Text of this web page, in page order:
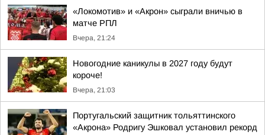
«Локомотив» и «Акрон» сыграли вничью в
матче РПЛ
Вчера, 21:24
Новогодние каникулы в 2027 году будут
короче!
Вчера, 21:03
Португальский защитник тольяттинского
«Акрона» Родригу Эшковал установил рекорд